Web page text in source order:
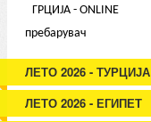
ГРЦИЈА - ONLINE
пребарувач
ЛЕТО 2026 - ТУРЦИЈА
ЛЕТО 2026 - ЕГИПЕТ